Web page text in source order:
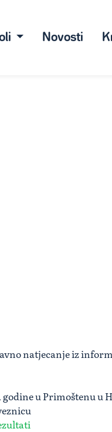
Novosti
natjecanje iz
godine u Primoštenu